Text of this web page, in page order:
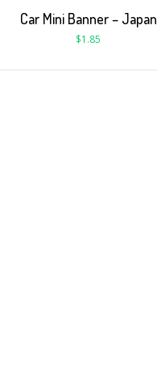
Car Mini Banner – Japan
$1.85